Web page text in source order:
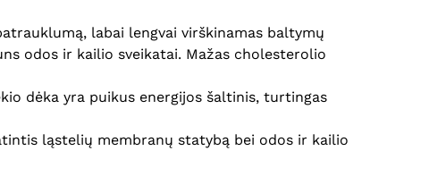
labai lengvai virškinamas baltymų
odos ir kailio sveikatai. Mažas cholesterolio
dėka yra puikus energijos šaltinis, turtingas
ląstelių membranų statybą bei odos ir kailio